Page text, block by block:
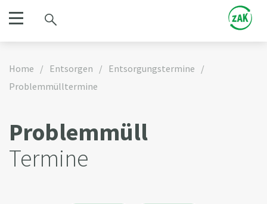
Home / Entsorgen / Entsorgungstermine /
Problemmülltermine
Problemmüll
Termine